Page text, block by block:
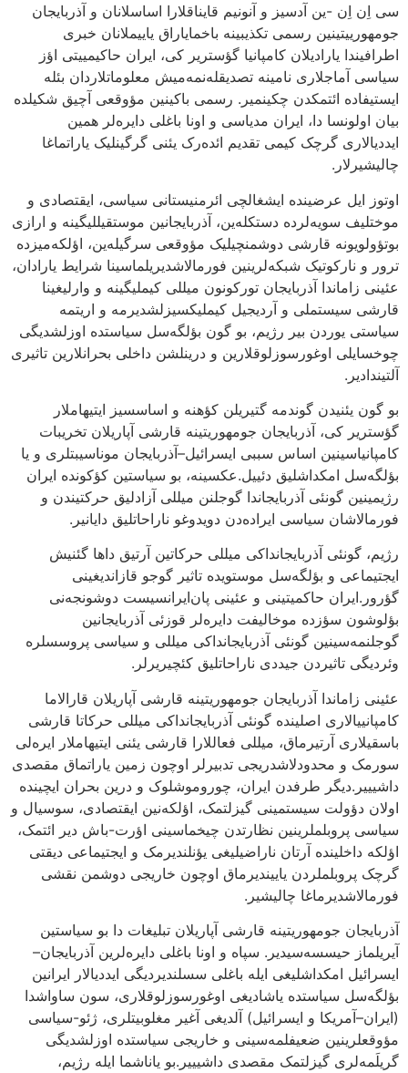
سی اِن اِن -ین آدسیز و آنونیم قایناقلارا اساسلانان و آذربایجان
جومهورییتینین رسمی تکذیبینه باخمایاراق یاییملانان خبری
اطرافیندا یارادیلان کامپانیا گؤستریر کی، ایران حاکیمییتی اؤز
سیاسی آماجلاری نامینه تصدیقله‌نمه‌میش معلوماتلاردان بئله
ایستیفاده ائتمکدن چکینمیر. رسمی باکینین مؤوقعی آچیق شکیلده
بیان اولونسا دا، ایران مدیاسی و اونا باغلی دایره‌لر همین
ایددیالاری گرچک کیمی تقدیم ائده‌رک یئنی گرگینلیک یاراتماغا
چالیشیرلار.
اوتوز ایل عرضینده ایشغالچی ائرمنیستانی سیاسی، ایقتصادی و
موختلیف سویه‌لرده دستکله‌ین، آذربایجانین موستقیللیگینه و ارازی
بوتؤولویونه قارشی دوشمنچیلیک مؤوقعی سرگیله‌ین، اؤلکه‌میزده
ترور و نارکوتیک شبکه‌لرینین فورمالاشدیریلماسینا شرایط یارادان،
عئینی زاماندا آذربایجان تورکونون میللی کیملیگینه و وارلیغینا
قارشی سیستملی و آردیجیل کیملیکسیزلشدیرمه و اریتمه
سیاستی یوردن بیر رژیم، بو گون بؤلگه‌سل سیاستده اوزلشدیگی
چوخسایلی اوغورسوزلوقلارین و درینلشن داخلی بحرانلارین تاثیری
آلتیندادیر.
بو گون یئنیدن گوندمه گتیریلن کؤهنه و اساسسیز ایتیهاملار
گؤستریر کی، آذربایجان جومهوریتینه قارشی آپاریلان تخریبات
کامپانیاسینین اساس سببی ایسرائیل–آذربایجان موناسیبتلری و یا
بؤلگه‌سل امکداشلیق دئییل.عکسینه، بو سیاستین کؤکونده ایران
رژیمینین گونئی آذربایجاندا گوجلنن میللی آزادلیق حرکتیندن و
فورمالاشان سیاسی ایراده‌دن دویدوغو ناراحاتلیق دایانیر.
رژیم، گونئی آذربایجانداکی میللی حرکاتین آرتیق داها گئنیش
ایجتیماعی و بؤلگه‌سل موستویده تاثیر گوجو قازاندیغینی
گؤرور.ایران حاکمیتینی و عئینی پان‌ایرانسیست دوشونجه‌نی
بؤلوشون سؤزده موخالیفت دایره‌لر قوزئی آذربایجانین
گوجلنمه‌سینین گونئی آذربایجانداکی میللی و سیاسی پروسسلره
وئردیگی تاثیردن جیددی ناراحاتلیق کئچیریرلر.
عئینی زاماندا آذربایجان جومهوریتینه قارشی آپاریلان قارالاما
کامپانییالاری اصلینده گونئی آذربایجانداکی میللی حرکاتا قارشی
باسقیلاری آرتیرماق، میللی فعاللارا قارشی یئنی ایتیهاملار ایره‌لی
سورمک و محدودلاشدریجی تدبیرلر اوچون زمین یاراتماق مقصدی
داشیییر.دیگر طرفدن ایران، چوروموشلوک و درین بحران ایچینده
اولان دؤولت سیستمینی گیزلتمک، اؤلکه‌نین ایقتصادی، سوسیال و
سیاسی پروبلملرینین نظارتدن چیخماسینی اؤرت-باش دیر ائتمک،
اؤلکه داخلینده آرتان ناراضیلیغی یؤنلندیرمک و ایجتیماعی دیقتی
گرچک پروبلملردن یاییندیرماق اوچون خاریجی دوشمن نقشی
فورمالاشدیرماغا چالیشیر.
آذربایجان جومهوریتینه قارشی آپاریلان تبلیغات دا بو سیاستین
آیریلماز حیسسه‌سیدیر. سپاه و اونا باغلی دایره‌لرین آذربایجان–
ایسرائیل امکداشلیغی ایله باغلی سسلندیردیگی ایددیالار ایرانین
بؤلگه‌سل سیاستده یاشادیغی اوغورسوزلوقلاری، سون ساواشدا
(ایران–آمریکا و ایسرائیل) آلدیغی آغیر مغلوبیتلری، ژئو-سیاسی
مؤوقعلرینین ضعیفلمه‌سینی و خاریجی سیاستده اوزلشدیگی
گریلَمه‌لری گیزلتمک مقصدی داشیییر.بو یاناشما ایله رژیم،